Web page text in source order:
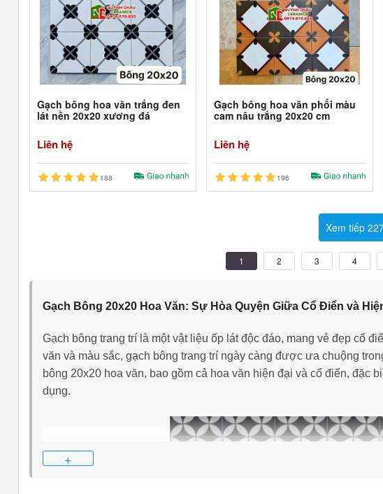
Gạch bông hoa văn trắng đen
lát nền 20x20 xương đá
Liên hệ
188
Gạch bông hoa văn phối màu
cam nâu trắng 20x20 cm
Liên hệ
196
Xem tiếp
1 2 3 4
Gạch Bông 20x20 Hoa Văn: Sự Hòa Quyện Giữa Cổ Điển và
Gạch bông trang trí là một vật liệu ốp lát độc đáo, mang vẻ đẹp cổ
văn và màu sắc, gạch bông trang trí ngày càng được ưa chuộng
bông 20x20 hoa văn, bao gồm cả hoa văn hiện đại và cổ điển,
dụng.
+